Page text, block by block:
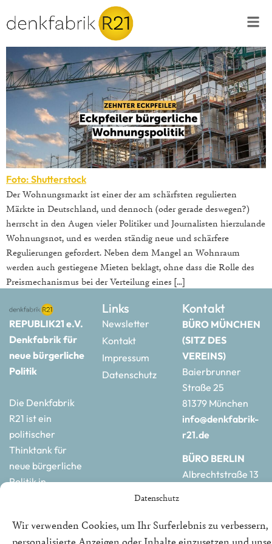
Datenschutz
Wir verwenden Cookies, um Ihr Surferlebnis zu verbessern,
Foto: Shutterstock
Der Wohnungsmarkt ist einer der am schärfsten regulierten
Märkte in Deutschland, und dennoch (oder gerade deswegen?)
herrscht in den Augen vieler Politiker und Journalisten hierzulande
Wohnungsnot, und es werden ständig neue und schärfere
Regulierungen gefordert. Neben dem Mangel an Wohnraum
werden auch gestiegene Mieten beklagt, ohne dass die Rolle des
Preismechanismus bei der Verteilung eines […]
REPUBLIK21 e.V.
Denkfabrik für
neue bürgerliche
Politik
Die Denkfabrik
R21 ist ein
politischer
Thinktank für
neue bürgerliche
Politik in
Links
Newsletter
Kontakt
Impressum
Datenschutz
Kontakt
BÜRO MÜNCHEN
(SITZ DES
VEREINS)
Baierbrunner
Straße 25
81379 München
info@denkfabrik-
r21.de
BÜRO BERLIN
Albrechtstraße 13
r21.de